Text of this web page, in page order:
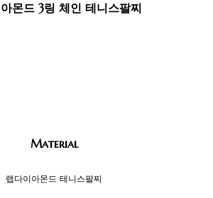
몬드 3링 체인 테니스팔찌
Material
랩다이아몬드 테니스팔찌